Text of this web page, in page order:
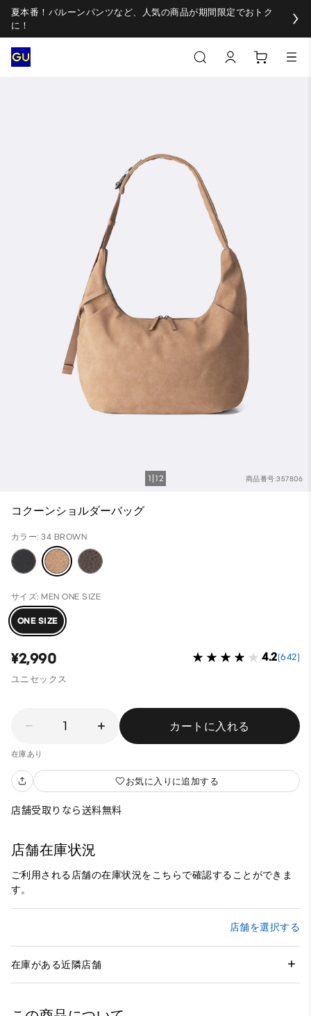
夏本番！バルーンパンツなど、人気の商品が期間限定でおトク
に！
商品番号:357806
1 12
コクーンショルダーバッグ
カラー: 34 BROWN
サイズ: MEN ONE SIZE
ONE SIZE
¥2,990 4.2(642)
ユニセックス
1 カートに入れる
在庫あり
お気に入りに追加する
店舗受取りなら送料無料
店舗在庫状況
ご利用される店舗の在庫状況をこちらで確認することができま
す。
店舗を選択する
在庫がある近隣店舗